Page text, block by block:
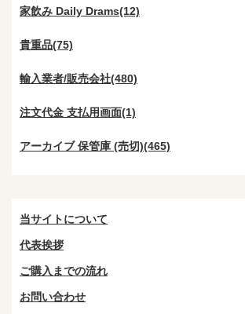
家飲み Daily Drams(12)
貴重品(75)
輸入業者/販売会社(480)
注文代金 支払用画面(1)
アーカイブ 保管庫 (売切)(465)
当サイトについて
代表挨拶
ご購入までの流れ
お問い合わせ